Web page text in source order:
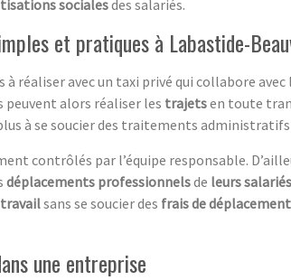
socialesdes salariés.
et pratiques à Labastide-
à réaliser avec un taxi privé qui collabore
peuvent alors réaliser les trajetsen toute
à se soucier des traitements
contrôlés par l’équipe responsable.
déplacements professionnelsde leurs salariés
sans se soucier des frais de déplacement
une entreprise